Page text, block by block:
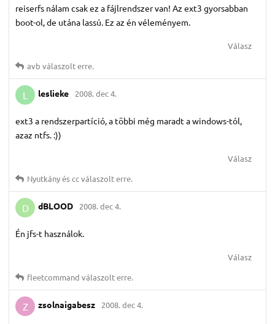
reiserfs nálam csak ez a fájlrendszer van! Az ext3 gyorsabban
boot-ol, de utána lassú. Ez az én véleményem.
Válasz
avb válaszolt erre.
L leslieke 2008. dec 4.
ext3 a rendszerpartíció, a többi még maradt a windows-tól,
azaz ntfs. :))
Válasz
Nyutkányésccválaszolt erre.
D dBLOOD 2008. dec 4.
Én jfs-t használok.
Válasz
fleetcommand válaszolt erre.
Z zsolnaigabesz 2008. dec 4.